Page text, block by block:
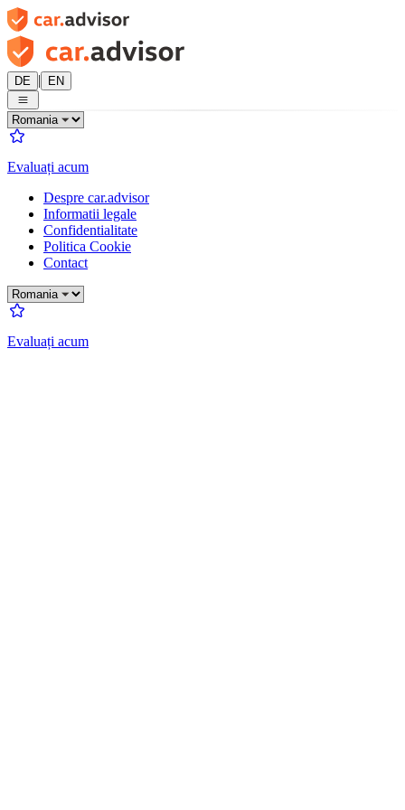
DE | EN
Evaluați acum
Despre car.advisor
Informatii legale
Confidentialitate
Politica Cookie
Contact
Evaluați acum